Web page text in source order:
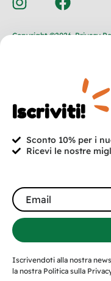
Copyright ©2026 Privacy
Iscriviti!
Sconto 10% per i
Ricevi le nostre
Iscrivendoti alla nostra
la nostra Politica sulla